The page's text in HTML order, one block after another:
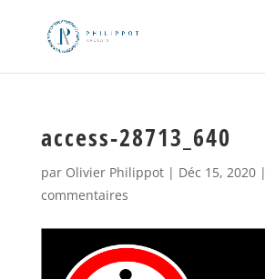
access-28713_640
par Olivier Philippot| Déc 15, 2020|
commentaires